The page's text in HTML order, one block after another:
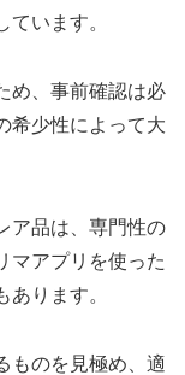
います。
め、事前確認は必
希少性によって大
ア品は、専門性の
マアプリを使った
ります。
ものを見極め、適